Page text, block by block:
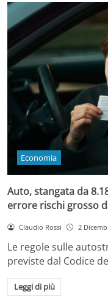
Economia
Auto, stangata da
errore rischi grosso
Claudio Rossi 2
Le regole sulle
previste dal Codice
Leggi di più